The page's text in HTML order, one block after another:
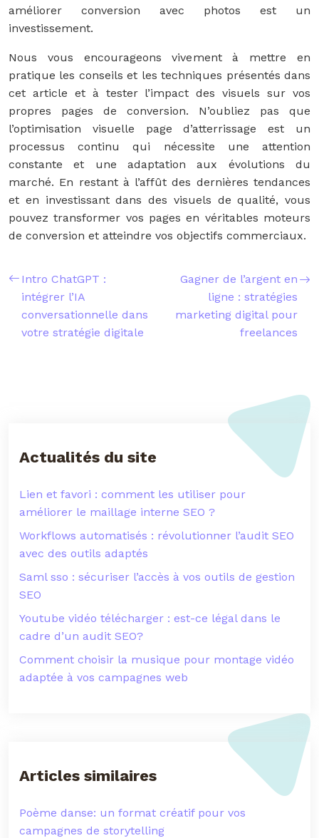
améliorer conversion avec photos est un
investissement.
Nous vous encourageons vivement à mettre en
pratique les conseils et les techniques présentés dans
cet article et à tester l’impact des visuels sur vos
propres pages de conversion. N’oubliez pas que
l’optimisation visuelle page d’atterrissage est un
processus continu qui nécessite une attention
constante et une adaptation aux évolutions du
marché. En restant à l’affût des dernières tendances
et en investissant dans des visuels de qualité, vous
pouvez transformer vos pages en véritables moteurs
de conversion et atteindre vos objectifs commerciaux.
Intro ChatGPT :
intégrer l’IA
conversationnelle dans
votre stratégie digitale
Gagner de l’argent en
ligne : stratégies
marketing digital pour
freelances
Actualités du site
Lien et favori : comment les utiliser pour
améliorer le maillage interne SEO ?
Workflows automatisés : révolutionner l’audit SEO
avec des outils adaptés
Saml sso : sécuriser l’accès à vos outils de gestion
SEO
Youtube vidéo télécharger : est-ce légal dans le
cadre d’un audit SEO?
Comment choisir la musique pour montage vidéo
adaptée à vos campagnes web
Articles similaires
Poème danse: un format créatif pour vos
campagnes de storytelling